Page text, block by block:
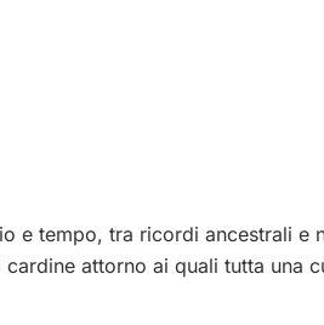
e tempo, tra ricordi ancestrali e
attorno ai quali tutta una